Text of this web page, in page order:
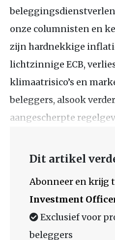
onze columnisten en
zijn hardnekkige
lichtzinnige ECB,
klimaatrisico’s en
beleggers, alsook verder
aangescherpte
Dit artikel
Abonneer en krijg
Investment
Exclusief voor
beleggers